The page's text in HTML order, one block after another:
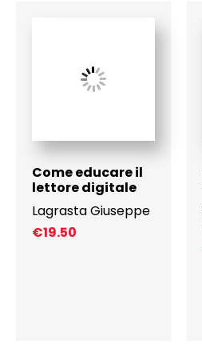
Come educare il
lettore digitale
Lagrasta Giuseppe
€19.50